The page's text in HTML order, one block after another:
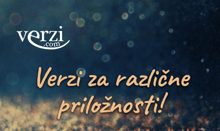
Verzi za različne
priložnosti!